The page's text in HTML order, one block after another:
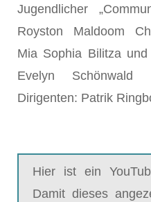
Jugendlicher
Royston Maldoom
Mia Sophia Bilitza
Evelyn Schönwald
Dirigenten: Patrik
Hier ist ein
Damit dieses